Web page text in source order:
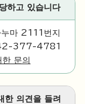
하고 있습니다
마 2111번지
377-4781
문의
한 의견을 들려